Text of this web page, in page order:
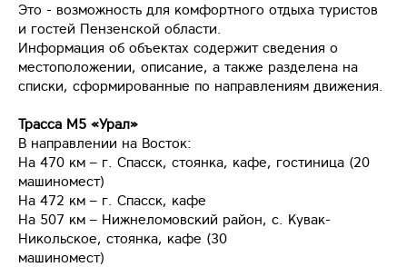
Это - возможность для комфортного отдыха туристов
и гостей Пензенской области.
Информация об объектах содержит сведения о
местоположении, описание, а также разделена на
списки, cформированные по направлениям движения.
Трасса М5 «Урал»
В направлении на Восток:
На 470 км – г. Спасск, стоянка, кафе, гостиница (20
машиномест)
На 472 км – г. Спасск, кафе
На 507 км – Нижнеломовский район, с. Кувак-
Никольское, стоянка, кафе (30
машиномест)